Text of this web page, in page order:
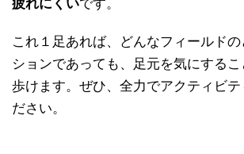
疲れにくいです。
これ１足あれば、どんなフィールド
ションであっても、足元を気にする
歩けます。ぜひ、全力でアクティビテ
ださい。